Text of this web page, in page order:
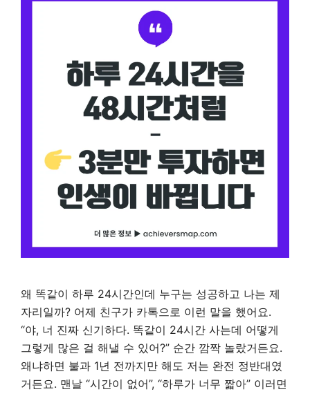
왜 똑같이 하루 24시간인데 누구는 성공하고 나는 제
자리일까? 어제 친구가 카톡으로 이런 말을 했어요.
“야, 너 진짜 신기하다. 똑같이 24시간 사는데 어떻게
그렇게 많은 걸 해낼 수 있어?” 순간 깜짝 놀랐거든요.
왜냐하면 불과 1년 전까지만 해도 저는 완전 정반대였
거든요. 맨날 “시간이 없어”, “하루가 너무 짧아” 이러면